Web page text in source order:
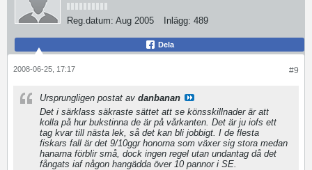
Reg.datum: Aug 2005 Inlägg: 489
Dela
#9
2008-06-25, 17:17
Ursprungligen postat av danbanan
Det i särklass säkraste sättet att se könsskillnader är att
kolla på hur bukstinna de är på vårkanten. Det är ju iofs ett
tag kvar till nästa lek, så det kan bli jobbigt. I de flesta
fiskars fall är det 9/10ggr honorna som växer sig stora medan
hanarna förblir små, dock ingen regel utan undantag då det
fångats iaf någon hangädda över 10 pannor i SE.